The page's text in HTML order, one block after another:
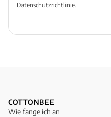
Datenschutzrichtlinie.
COTTONBEE
Wie fange ich an